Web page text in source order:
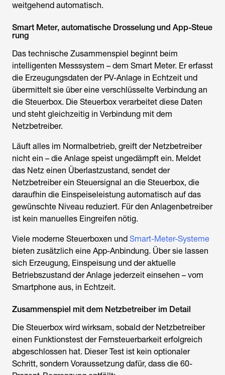
weitgehend automatisch.
Smart Meter, automatische Drosselung und App-Steue
rung
Das technische Zusammenspiel beginnt beim
intelligenten Messsystem – dem Smart Meter. Er erfasst
die Erzeugungsdaten der PV-Anlage in Echtzeit und
übermittelt sie über eine verschlüsselte Verbindung an
die Steuerbox. Die Steuerbox verarbeitet diese Daten
und steht gleichzeitig in Verbindung mit dem
Netzbetreiber.
Läuft alles im Normalbetrieb, greift der Netzbetreiber
nicht ein – die Anlage speist ungedämpft ein. Meldet
das Netz einen Überlastzustand, sendet der
Netzbetreiber ein Steuersignal an die Steuerbox, die
daraufhin die Einspeiseleistung automatisch auf das
gewünschte Niveau reduziert. Für den Anlagenbetreiber
ist kein manuelles Eingreifen nötig.
Viele moderne Steuerboxen und Smart-Meter-Systeme
bieten zusätzlich eine App-Anbindung. Über sie lassen
sich Erzeugung, Einspeisung und der aktuelle
Betriebszustand der Anlage jederzeit einsehen – vom
Smartphone aus, in Echtzeit.
Zusammenspiel mit dem Netzbetreiber im Detail
Die Steuerbox wird wirksam, sobald der Netzbetreiber
einen Funktionstest der Fernsteuerbarkeit erfolgreich
abgeschlossen hat. Dieser Test ist kein optionaler
Schritt, sondern Voraussetzung dafür, dass die 60-